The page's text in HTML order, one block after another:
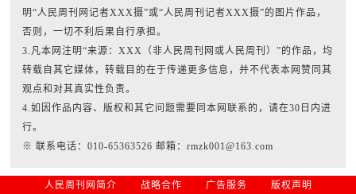
明“人民周刊网记者XXX摄”或“人民周刊记者XXX摄”的图片作品，
否则，一切不利后果自行承担。
3.凡本网注明“来源：XXX（非人民周刊网或人民周刊）”的作品，均
转载自其它媒体，转载目的在于传递更多信息，并不代表本网赞同其
观点和对其真实性负责。
4.如因作品内容、版权和其它问题需要同本网联系的，请在30日内进
行。
※ 联系电话：010-65363526 邮箱：rmzk001@163.com
人民周刊网简介 战略合作 广告服务 版权声明